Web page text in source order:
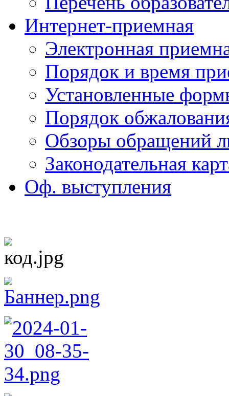
Интернет-приемная
Электронная
Порядок и время
Установленные
Порядок
Обзоры обращений
Законодательная
Оф. выступления